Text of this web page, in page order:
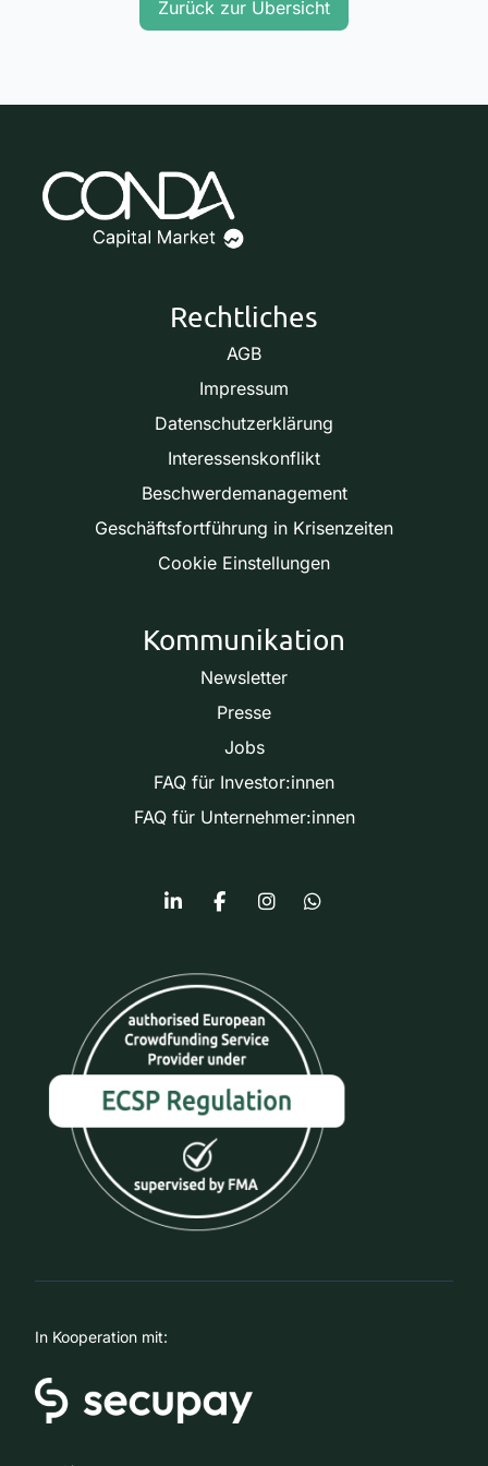
Zurück zur Übersicht
Rechtliches
AGB
Impressum
Datenschutzerklärung
Interessenskonflikt
Beschwerdemanagement
Geschäftsfortführung in Krisenzeiten
Cookie Einstellungen
Kommunikation
Newsletter
Presse
Jobs
FAQ für Investor:innen
FAQ für Unternehmer:innen
In Kooperation mit: